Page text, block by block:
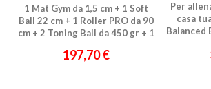
Toning Ball e Band
1 Mat Gym da 1,5 cm + 1 Soft
Ball 22 cm + 1 Roller PRO da 90
cm + 2 Toning Ball da 450 gr + 1
197,70 €
Per
casa
Balanced